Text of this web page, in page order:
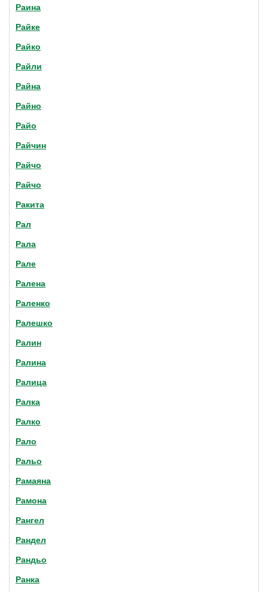
Раина
Райке
Райко
Райли
Райна
Райно
Райо
Райчин
Райчо
Райчо
Ракита
Рал
Рала
Рале
Ралена
Раленко
Ралешко
Ралин
Ралина
Ралица
Ралка
Ралко
Рало
Ральо
Рамаяна
Рамона
Рангел
Рандел
Рандьо
Ранка